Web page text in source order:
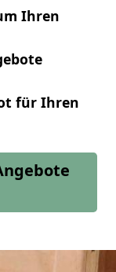
Ihren
für Ihren